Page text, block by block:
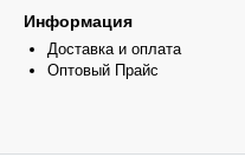
Информация
Доставка и оплата
Оптовый Прайс